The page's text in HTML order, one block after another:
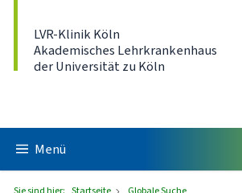
LVR-Klinik Köln
Akademisches Lehrkrankenhaus
der Universität zu Köln
Menü